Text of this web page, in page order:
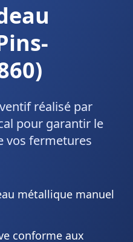
réalisé par
pour garantir le
vos fermetures
métallique manuel
conforme aux